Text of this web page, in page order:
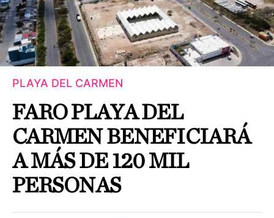
PLAYA DEL CARMEN
FARO PLAYA DEL
CARMEN BENEFICIARÁ
A MÁS DE 120 MIL
PERSONAS